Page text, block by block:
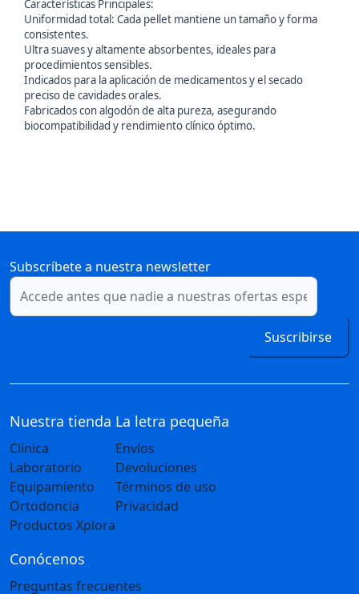
Características Principales:
Uniformidad total: Cada pellet mantiene un tamaño y forma
consistentes.
Ultra suaves y altamente absorbentes, ideales para
procedimientos sensibles.
Indicados para la aplicación de medicamentos y el secado
preciso de cavidades orales.
Fabricados con algodón de alta pureza, asegurando
biocompatibilidad y rendimiento clínico óptimo.
Subscríbete a nuestra newsletter
Suscribirse
Nuestra tienda
Clínica
Laboratorio
Equipamiento
Ortodoncia
Productos Xplora
La letra pequeña
Envíos
Devoluciones
Términos de uso
Privacidad
Conócenos
Preguntas frecuentes